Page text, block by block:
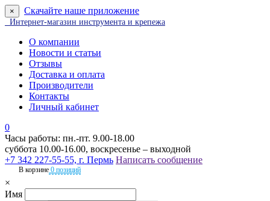
× Скачайте наше приложение
Интернет-магазин инструмента и крепежа
О компании
Новости и статьи
Отзывы
Доставка и оплата
Производители
Контакты
Личный кабинет
0
Часы работы: пн.-пт. 9.00-18.00
суббота 10.00-16.00, воскресенье – выходной
+7 342 227-55-55, г. Пермь Написать сообщение
В корзине 0 позиций
×
Имя